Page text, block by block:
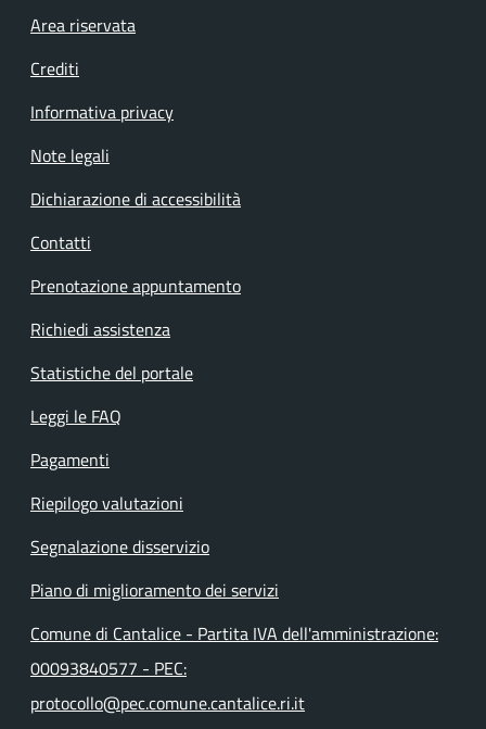
Footer menu
Area riservata
Crediti
Informativa privacy
Note legali
Dichiarazione di accessibilità
Contatti
Prenotazione appuntamento
Richiedi assistenza
Statistiche del portale
Leggi le FAQ
Pagamenti
Riepilogo valutazioni
Segnalazione disservizio
Piano di miglioramento dei servizi
Comune di Cantalice - Partita IVA dell'amministrazione:
00093840577 - PEC:
protocollo@pec.comune.cantalice.ri.it